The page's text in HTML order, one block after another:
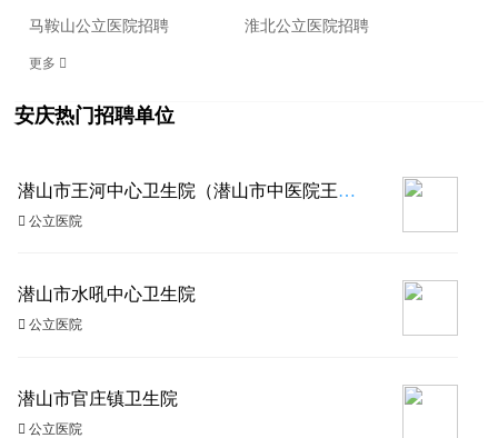
马鞍山公立医院招聘 淮北公立医院招聘
更多 
安庆热门招聘单位
潜山市王河中心卫生院（潜山市中医院王河分院）
 公立医院
潜山市水吼中心卫生院
 公立医院
潜山市官庄镇卫生院
 公立医院